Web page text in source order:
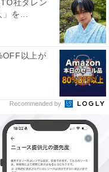
4月公開の映画『陰
方面での活躍に期待
才的な才能を秘めて
マっているように感
女性らしさも兼ね備
る時透無一郎と重な
醒前と覚醒後の人格
雰囲気が合っている
社タレン
を...
以上が
Recommended by